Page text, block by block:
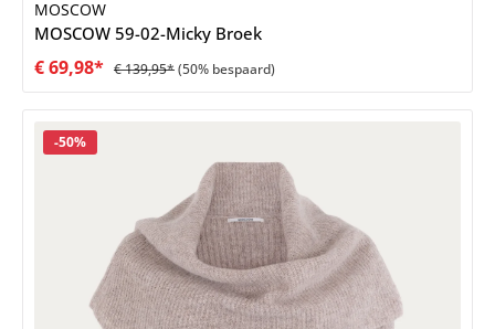
MOSCOW
MOSCOW 59-02-Micky Broek
€ 69,98* € 139,95*(50% bespaard)
Korting
-50%